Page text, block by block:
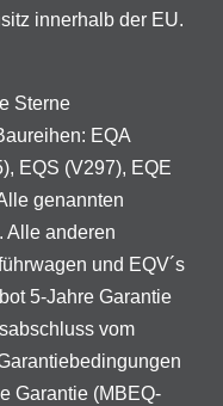
innerhalb der EU.
Sterne
EQA
EQS (V297), EQE
genannten
Alle anderen
und EQV´s
5-Jahre Garantie
vom
Garantie (MBEQ-